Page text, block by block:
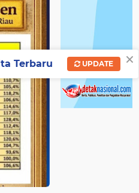
×
Terbaru UPDATE